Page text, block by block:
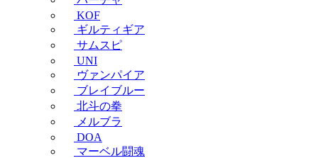
KOF
ギルティギア
サムスピ
UNI
ヴァンパイア
ブレイブルー
北斗の拳
メルブラ
DOA
マーベル闘魂